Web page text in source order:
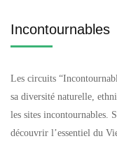
Incontournables
Les circuits
sa diversité naturelle,
les sites incontournables.
découvrir l’essentiel du